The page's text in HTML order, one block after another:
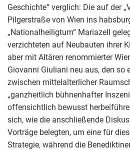
Geschichte“ verglich: Die auf der
Pilgerstraße von Wien ins
„Nationalheiligtum“ Mariazell
verzichteten auf Neubauten ihrer
aber mit Altären renommierter
Giovanni Giuliani neu aus, den so
zwischen mittelalterlicher
„ganzheitlich bühnenhafter
offensichtlich bewusst
sich, wie die anschließende
Vorträge belegten, um eine für
Strategie, während die